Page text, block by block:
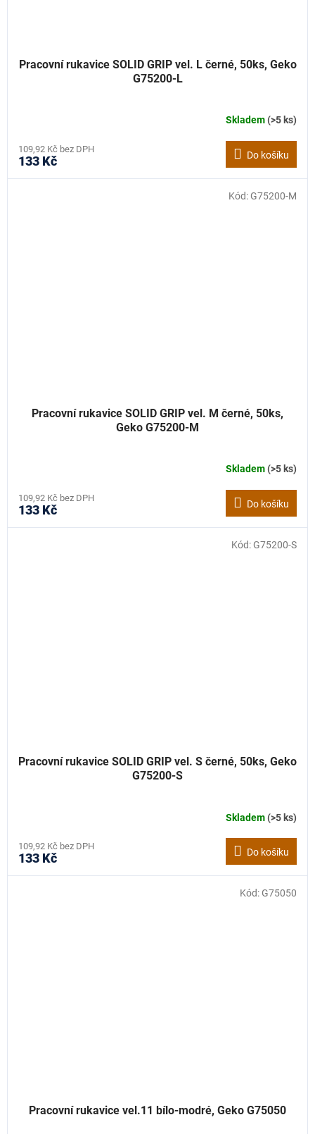
Pracovní rukavice SOLID GRIP vel. L černé, 50ks, Geko
G75200-L
Skladem(>5 ks)
109,92 Kč bez DPH
133 Kč Do košíku
Pracovní rukavice SOLID GRIP vel. M černé, 50ks,
Geko G75200-M
Skladem(>5 ks)
109,92 Kč bez DPH
133 Kč Do košíku
Kód: G75200-M
Pracovní rukavice SOLID GRIP vel. S černé, 50ks, Geko
G75200-S
Skladem(>5 ks)
109,92 Kč bez DPH
133 Kč Do košíku
Kód: G75200-S
Pracovní rukavice vel.11 bílo-modré, Geko G75050
Kód: G75050